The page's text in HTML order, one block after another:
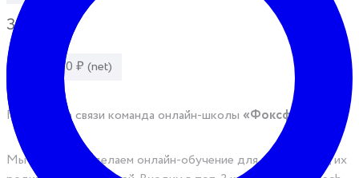
Зарплата
до 75 000 ₽ (net)
Привет! На связи команда онлайн-школы «Фоксфорд».
Мы уже 15 лет делаем онлайн-обучение для школьников, их